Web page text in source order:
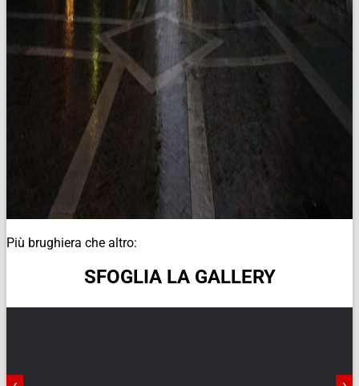
Più brughiera che altro:
SFOGLIA LA GALLERY